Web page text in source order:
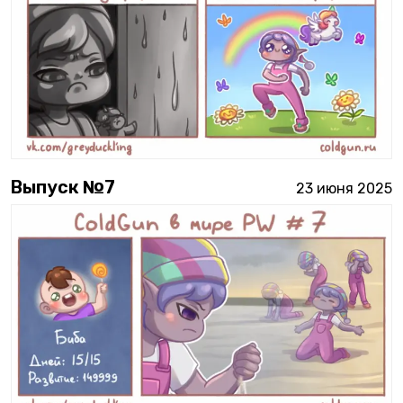
Выпуск №7 23 июня 2025